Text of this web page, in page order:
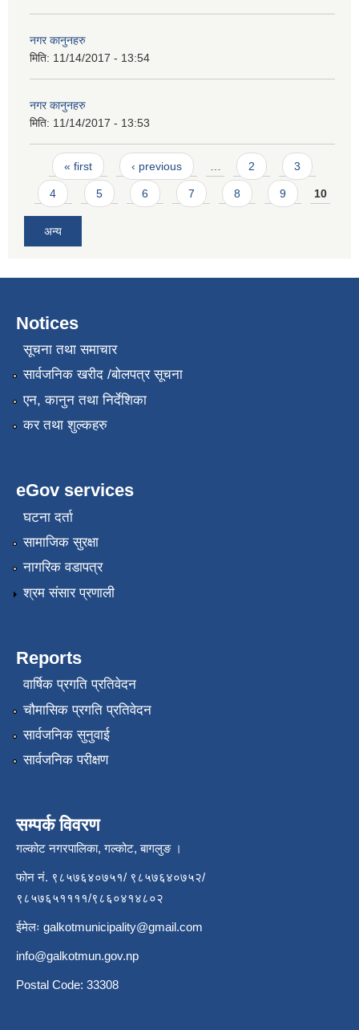
नगर कानुनहरु
मिति: 11/14/2017 - 13:54
नगर कानुनहरु
मिति: 11/14/2017 - 13:53
Pages
« first ‹ previous 2 3
4 5 6 7 8 9 10
अन्य
Notices
सूचना तथा समाचार
सार्वजनिक खरीद /बोलपत्र सूचना
एन, कानुन तथा निर्देशिका
कर तथा शुल्कहरु
eGov services
घटना दर्ता
सामाजिक सुरक्षा
नागरिक वडापत्र
श्रम संसार प्रणाली
Reports
वार्षिक प्रगति प्रतिवेदन
चौमासिक प्रगति प्रतिवेदन
सार्वजनिक सुनुवाई
सार्वजनिक परीक्षण
सम्पर्क विवरण
गल्कोट नगरपालिका, गल्कोट, बागलुङ ।
फोन नं. ९८५७६४०७५१/ ९८५७६४०७५२/
९८५७६५११११/९८६०४१४८०२
ईमेलः galkotmunicipality@gmail.com
info@galkotmun.gov.np
Postal Code: 33308